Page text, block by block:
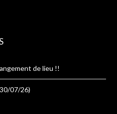
de lieu !!
07/26)